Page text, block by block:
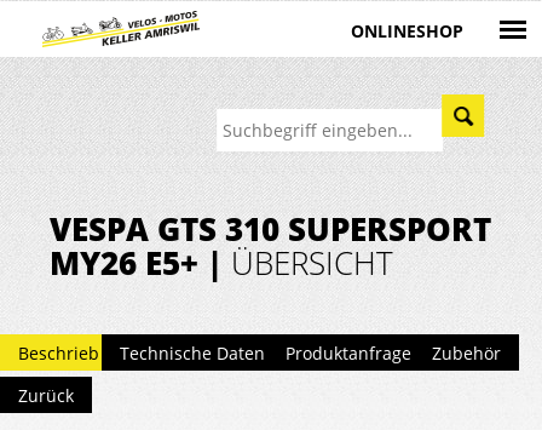
ONLINESHOP
VESPA GTS 310 SUPERSPORT
MY26 E5+ |ÜBERSICHT
Beschrieb Technische Daten Produktanfrage
Zubehör
Zurück